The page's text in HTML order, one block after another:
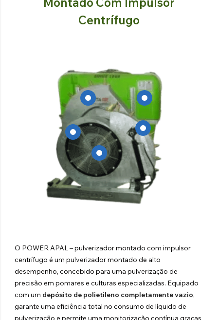
Centrífugo
O POWER APAL – pulverizador montado com impulsor
centrífugo é um pulverizador montado de alto
desempenho, concebido para uma pulverização de
precisão em pomares e culturas especializadas. Equipado
com um depósito de polietileno completamente vazio,
garante uma eficiência total no consumo de líquido de
pulverização e permite uma monitorização contínua graças